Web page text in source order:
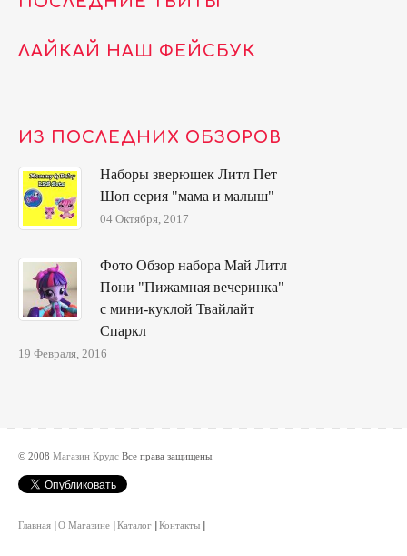
ЛАЙКАЙ НАШ ФЕЙСБУК
ИЗ ПОСЛЕДНИХ ОБЗОРОВ
Наборы зверюшек Литл Пет
Шоп серия "мама и малыш"
04 Октября, 2017
Фото Обзор набора Май Литл
Пони "Пижамная вечеринка"
с мини-куклой Твайлайт
Спаркл
19 Февраля, 2016
© 2008 Магазин Крудс Все права защищены.
Главная О Магазине Каталог Контакты